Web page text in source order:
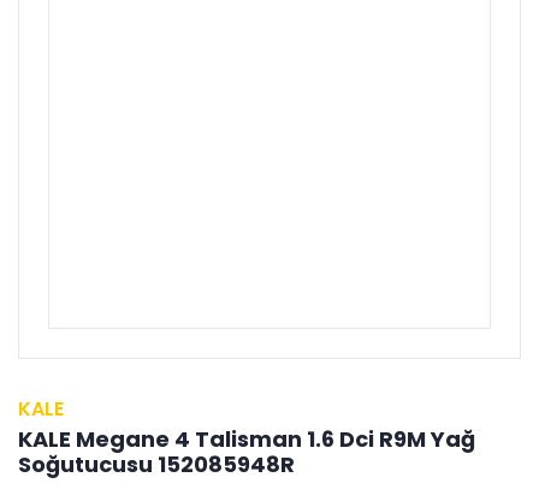
KALE
KALE Megane 4 Talisman 1.6 Dci R9M Yağ
Soğutucusu 152085948R